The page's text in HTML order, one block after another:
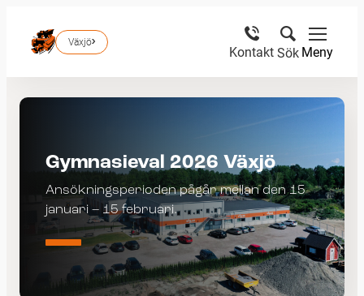
Växjö
Kontakt Sök Meny
Gymnasieval 2026 Växjö
Ansökningsperioden pågår mellan den 15
januari – 15 februari.